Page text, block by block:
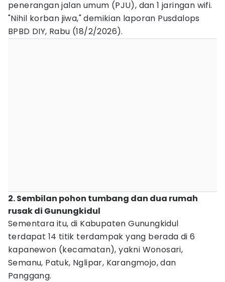
penerangan jalan umum (PJU), dan 1 jaringan wifi.
"Nihil korban jiwa," demikian laporan Pusdalops
BPBD DIY, Rabu (18/2/2026).
2. Sembilan pohon tumbang dan dua rumah
rusak di Gunungkidul
Sementara itu, di Kabupaten Gunungkidul
terdapat 14 titik terdampak yang berada di 6
kapanewon (kecamatan), yakni Wonosari,
Semanu, Patuk, Nglipar, Karangmojo, dan
Panggang.